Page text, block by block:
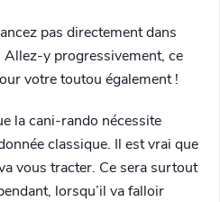
pas directement dans
y progressivement, ce
votre toutou également !
la cani-rando nécessite
classique. Il est vrai que
vous tracter. Ce sera surtout
lorsqu’il va falloir